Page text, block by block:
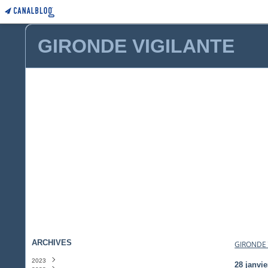
GIRONDE VIGILANTE
ARCHIVES
2023
28